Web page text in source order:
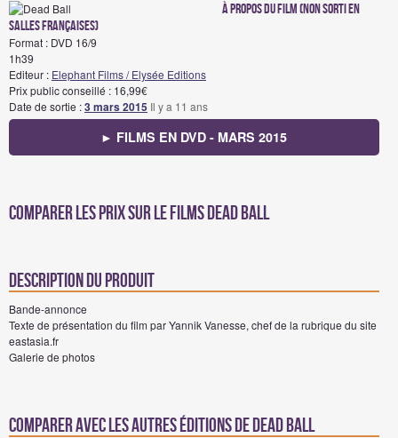
à propos du film (non sorti en
salles françaises)
Format : DVD 16/9
1h39
Editeur : Elephant Films / Elysée Editions
Prix public conseillé : 16,99€
Date de sortie :3 mars 2015 Il y a 11 ans
► FILMS EN DVD - MARS 2015
Comparer les prix sur Le films Dead ball
Description du produit
Bande-annonce
Texte de présentation du film par Yannik Vanesse, chef de la rubrique du site
eastasia.fr
Galerie de photos
Comparer avec les autres éditions de Dead ball